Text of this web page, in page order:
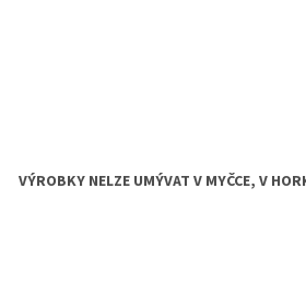
VÝROBKY NELZE UMÝVAT V MYČCE, V